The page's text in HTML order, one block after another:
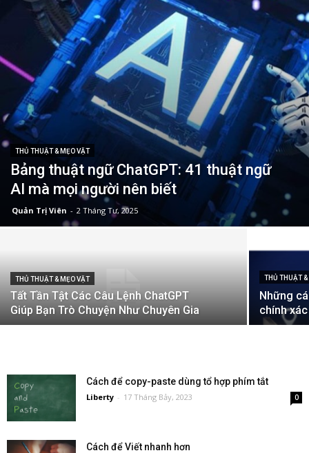
THỦ THUẬT & MẸO VẶT
Bảng thuật ngữ ChatGPT: 41 thuật ngữ
AI mà mọi người nên biết
Quản Trị Viên - 2 Tháng Tư, 2025
THỦ THUẬT & MẸO VẶT
Tất Tần Tật Các Câu Lệnh ChatGPT
Giúp Bạn Trò Chuyện Như Chuyên Gia
THỦ THUẬT
Những
chính
Cách để copy-paste dùng tổ hợp phím tắt
Liberty - 17 Tháng Bảy, 2023 0
Cách để Viết nhanh hơn